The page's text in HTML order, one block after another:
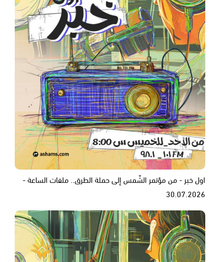
اول خبر - من مؤتمر الشّمس إلى حملة الطرق.. ملفات الساعة -
30.07.2026